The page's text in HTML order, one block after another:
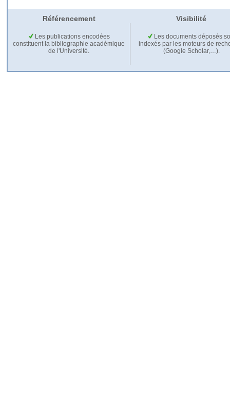
Référencement Visibilité
Les publications encodées
constituent la bibliographie académique
de l'Université.
Les documents déposés
indexés par les moteurs de
(Google Scholar,…).